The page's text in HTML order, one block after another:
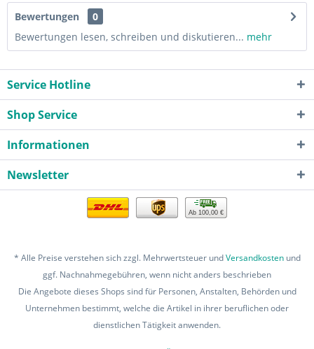
Bewertungen
0
Bewertungen lesen, schreiben und diskutieren... mehr
Service Hotline
Shop Service
Informationen
Newsletter
Ab 100,00 €
* Alle Preise verstehen sich zzgl. Mehrwertsteuer undVersandkostenund
ggf. Nachnahmegebühren, wenn nicht anders beschrieben
Die Angebote dieses Shops sind für Personen, Anstalten, Behörden und
Unternehmen bestimmt, welche die Artikel in ihrer beruflichen oder
dienstlichen Tätigkeit anwenden.